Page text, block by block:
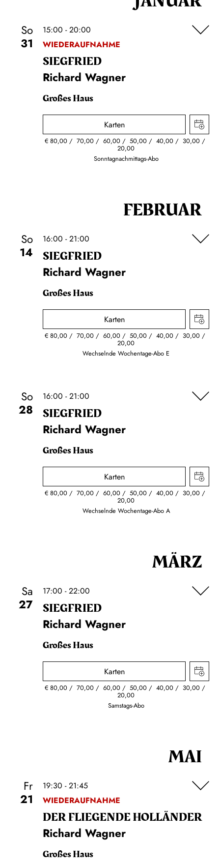
So
31
15:00 - 20:00
WIEDERAUFNAHME
SIEG­FRIED
Richard Wagner
Großes Haus
Karten
€80,00 70,00 60,00 50,00 40,00 30,00
20,00
Sonntagnachmittags-Abo
FEBRUAR
So
14
16:00 - 21:00
SIEG­FRIED
Richard Wagner
Großes Haus
Karten
€80,00 70,00 60,00 50,00 40,00 30,00
20,00
Wechselnde Wochentage-Abo E
So
28
16:00 - 21:00
SIEG­FRIED
Richard Wagner
Großes Haus
Karten
€80,00 70,00 60,00 50,00 40,00 30,00
20,00
Wechselnde Wochentage-Abo A
MÄRZ
Sa
27
17:00 - 22:00
SIEG­FRIED
Richard Wagner
Großes Haus
Karten
€80,00 70,00 60,00 50,00 40,00 30,00
20,00
Samstags-Abo
MAI
Fr
21
19:30 - 21:45
WIEDERAUFNAHME
DER FLIE­GEN­DE HOL­LÄN­DER
Richard Wagner
Großes Haus